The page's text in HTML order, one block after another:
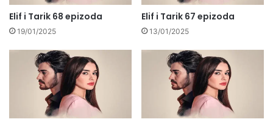
Elif i Tarik 68 epizoda
19/01/2025
Elif i Tarik 67 epizoda
13/01/2025